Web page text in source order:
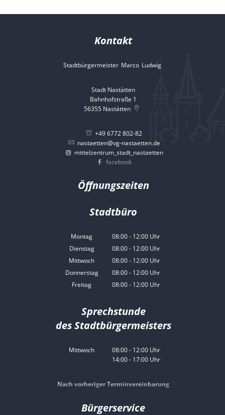
Kontakt
Stadtbürgermeister Marco Ludwig
Stadt Nastätten
Bahnhofstraße 1
56355 Nastätten
+49 6772 802-82
nastaetten@vg-nastaetten.de
mittelzentrum_stadt_nastaetten
facebook
Öffnungszeiten
Stadtbüro
Montag 08:00- 12:00Uhr
Von 08:00 bis 12:00 Uhr
Dienstag 08:00- 12:00Uhr
Von 08:00 bis 12:00 Uhr
Mittwoch 08:00- 12:00Uhr
Von 08:00 bis 12:00 Uhr
Donnerstag 08:00- 12:00Uhr
Von 08:00 bis 12:00 Uhr
Freitag 08:00- 12:00Uhr
Sprechstunde
des Stadtbürgermeisters
Mittwoch 08:00- 12:00Uhr
Von 08:00 bis 12:00 Uhr
14:00- 17:00Uhr
Nach vorheriger Terminvereinbarung
Bürgerservice